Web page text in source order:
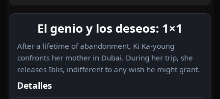
El genio y los deseos: 1×1
After a lifetime of abandonment, Ki Ka-young
confronts her mother in Dubai. During her trip, she
releases Iblis, indifferent to any wish he might grant.
Detalles